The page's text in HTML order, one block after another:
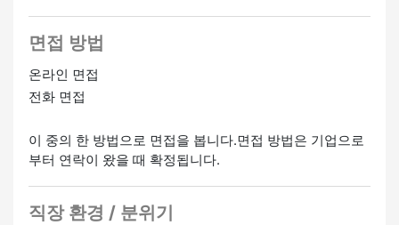
환영
경험자 우대
면접 방법
온라인 면접
전화 면접
이 중의 한 방법으로 면접을 봅니다.면접 방법은 기업으로
부터 연락이 왔을 때 확정됩니다.
직장 환경 / 분위기